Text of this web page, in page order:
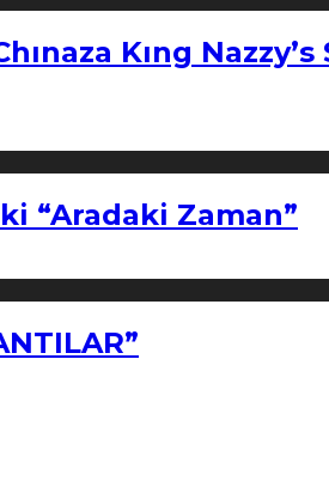
Kıng
“Aradaki Zaman”